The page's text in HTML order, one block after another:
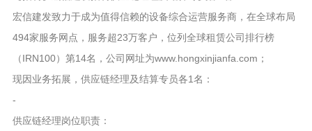
宏信建发致力于成为值得信赖的设备综合运营服务商，在全球布局
494家服务网点，服务超23万客户，位列全球租赁公司排行榜
（IRN100）第14名，公司网址为www.hongxinjianfa.com；
现因业务拓展，供应链经理及结算专员各1名：
-
供应链经理岗位职责：